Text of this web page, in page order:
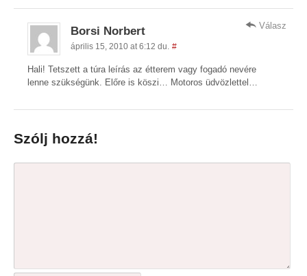
Borsi Norbert
április 15, 2010 at 6:12 du. #
Hali! Tetszett a túra leírás az étterem vagy fogadó nevére
lenne szükségünk. Előre is köszi… Motoros üdvözlettel…
Válasz
Szólj hozzá!